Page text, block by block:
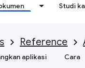
Studi
Reference
aplikasi Cara